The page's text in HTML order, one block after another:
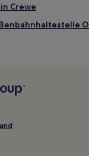
Crewe
Hospital
Manchester
Square